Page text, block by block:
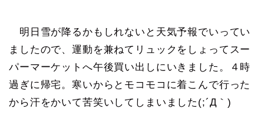
明日雪が降るかもしれないと天気予報でいってい
ましたので、運動を兼ねてリュックをしょってスー
パーマーケットへ午後買い出しにいきました。４時
過ぎに帰宅。寒いからとモコモコに着こんで行った
から汗をかいて苦笑いしてしまいました(;´Д｀)